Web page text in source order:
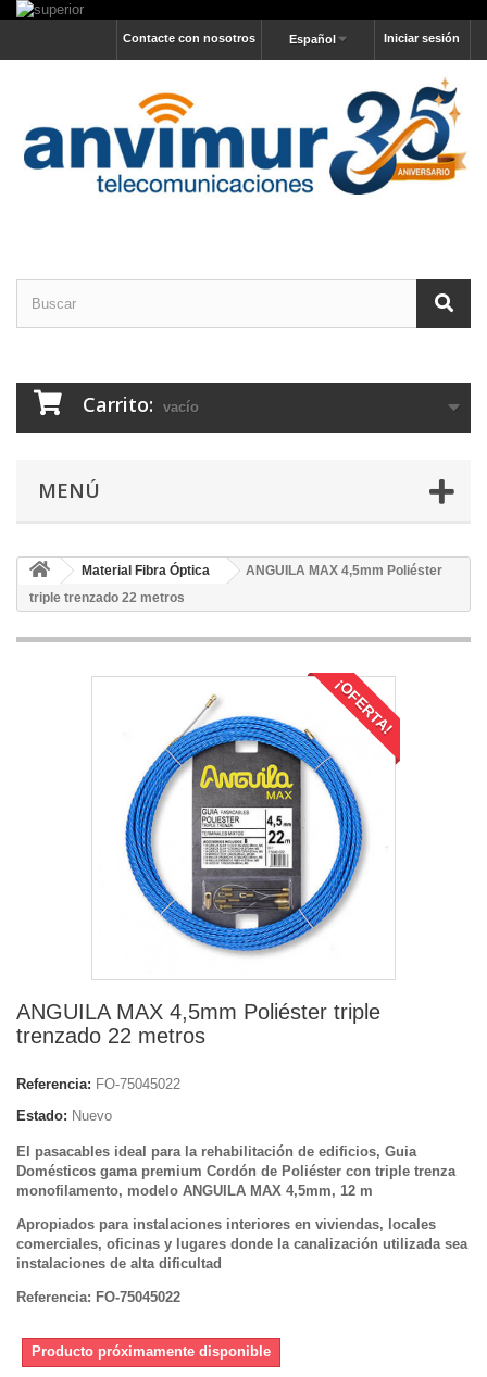
Iniciar sesión
Español
Contacte con nosotros
Carrito: vacío
MENÚ
Material Fibra Óptica
ANGUILA MAX 4,5mm Poliéster
triple trenzado 22 metros
¡OFERTA!
ANGUILA MAX 4,5mm Poliéster triple
trenzado 22 metros
Referencia: FO-75045022
Estado: Nuevo
El pasacables ideal para la rehabilitación de edificios, Guia
Domésticos gama premium Cordón de Poliéster con triple trenza
monofilamento, modelo ANGUILA MAX 4,5mm, 12 m
Apropiados para instalaciones interiores en viviendas, locales
comerciales, oficinas y lugares donde la canalización utilizada sea
instalaciones de alta dificultad
Referencia: FO-75045022
Producto próximamente disponible